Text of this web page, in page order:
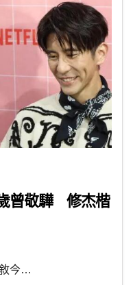
曾敬驊 修杰楷
今…